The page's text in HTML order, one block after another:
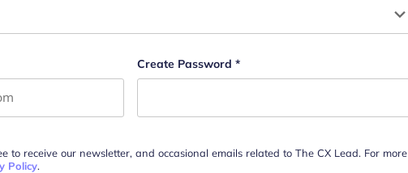
Create Password *
to receive our newsletter, and occasional emails related to The CX Lead. For more
Policy.